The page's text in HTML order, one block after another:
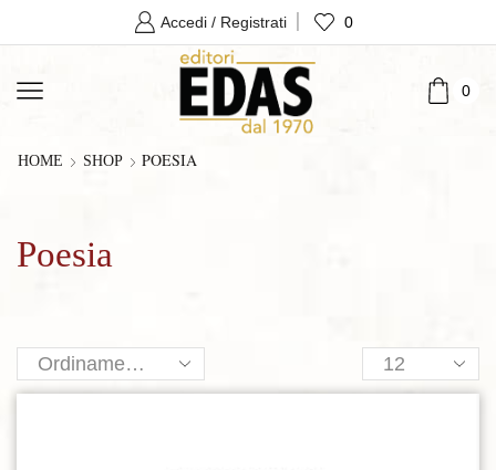
Accedi / Registrati 0
0
HOME SHOP POESIA
Poesia
Products
per